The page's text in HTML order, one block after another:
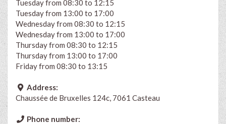
Tuesday from 08:30 to 12:15
Tuesday from 13:00 to 17:00
Wednesday from 08:30 to 12:15
Wednesday from 13:00 to 17:00
Thursday from 08:30 to 12:15
Thursday from 13:00 to 17:00
Friday from 08:30 to 13:15
Address:
Chaussée de Bruxelles 124c, 7061 Casteau
Phone number: